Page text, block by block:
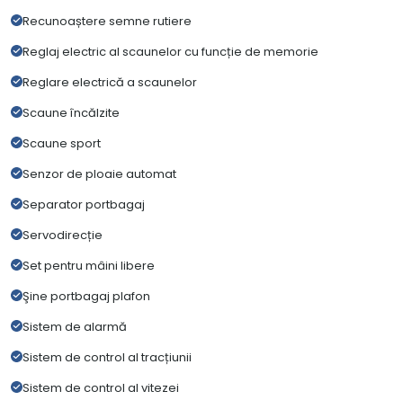
Recunoaștere semne rutiere
Reglaj electric al scaunelor cu funcție de memorie
Reglare electrică a scaunelor
Scaune încălzite
Scaune sport
Senzor de ploaie automat
Separator portbagaj
Servodirecție
Set pentru mâini libere
Şine portbagaj plafon
Sistem de alarmă
Sistem de control al tracțiunii
Sistem de control al vitezei